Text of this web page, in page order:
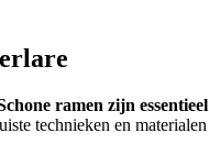
ramen zijn
technieken en